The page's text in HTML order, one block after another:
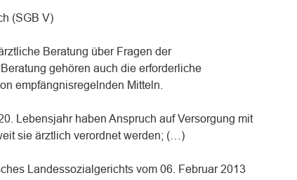
(SGB V)
Beratung über Fragen der
gehören auch die erforderliche
empfängnisregelnden Mitteln.
Lebensjahr haben Anspruch auf Versorgung mit
sie ärztlich verordnet werden; (…)
Landessozialgerichts vom 06. Februar 2013